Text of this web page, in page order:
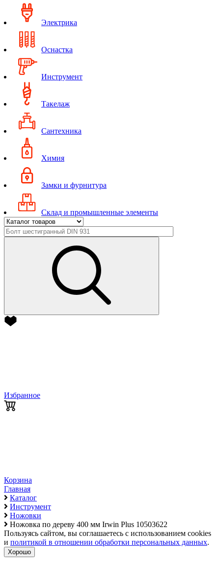
Электрика
Оснастка
Инструмент
Такелаж
Сантехника
Химия
Замки и фурнитура
Склад и промышленные элементы
Избранное
Корзина
Главная
Каталог
Инструмент
Ножовки
Ножовка по дереву 400 мм Irwin Plus 10503622
Пользуясь сайтом, вы соглашаетесь с использованием cookies
и политикой в отношении обработки персональных данных.
Хорошо